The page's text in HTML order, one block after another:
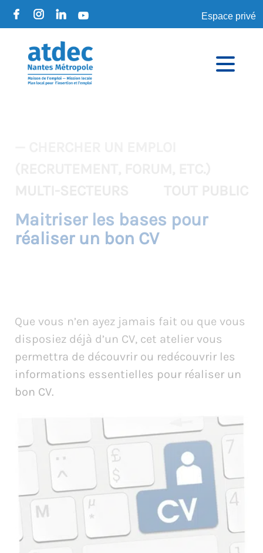
Espace privé
Maitriser les bases pour
réaliser un bon CV
Que vous n’en ayez jamais fait ou que vous
disposiez déjà d’un CV, cet atelier vous
permettra de découvrir ou redécouvrir les
informations essentielles pour réaliser un
bon CV.